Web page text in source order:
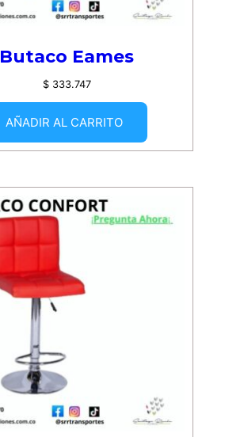
Butaco Eames
$333.747
AÑADIR AL CARRITO